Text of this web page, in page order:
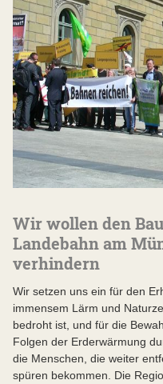
Wir wollen den
Landebahn am
verhindern
Wir setzen uns ein für den
immensem Lärm und
bedroht ist, und für die
Folgen der Erderwärmung
die Menschen, die weiter
spüren bekommen. Die